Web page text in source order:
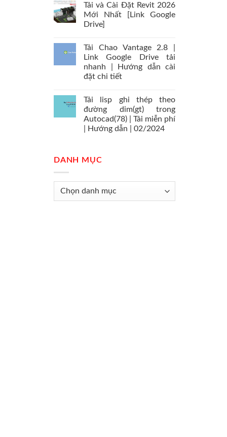
Tải và Cài Đặt Revit 2026
Mới Nhất [Link Google
Drive]
Tải Chao Vantage 2.8 |
Link Google Drive tải
nhanh | Hướng dẫn cài
đặt chi tiết
Tải lisp ghi thép theo
đường dim(gt) trong
Autocad(78) | Tải miễn phí
| Hướng dẫn | 02/2024
DANH MỤC
Danh